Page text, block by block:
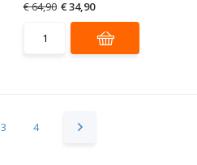
€ 64,90 € 34,90
3 4